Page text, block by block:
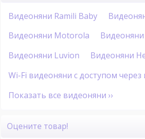
Видеоняни Ramili Baby
Видеоняни Motorola
Видеоняни Luvion
Видеоняни
Wi-Fi видеоняни с доступом через
Показать все видеоняни ››
Оцените товар!